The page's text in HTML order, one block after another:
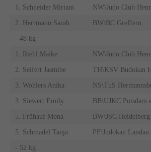
1. Schneider Miriam NW\Judo Club
2. Herrmann Sarah BW\BC Greffern
- 48 kg
1. Riehl Maike NW\Judo Club
2. Seifert Jasmine TH\KSV Budokan
3. Wohlers Anika NS\TuS
3. Siewert Emily BB\UJKC Potsdam
5. Frühauf Mona BW\JSC Heidelberg
5. Schmadel Tanja PF\Judokan Landau
- 52 kg